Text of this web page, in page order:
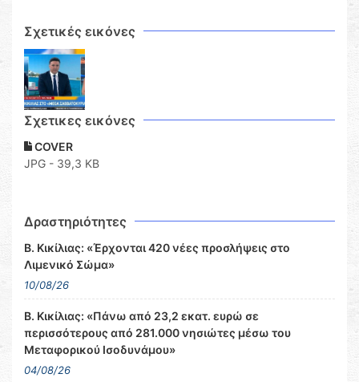
Σχετικές εικόνες
Σχετικες εικόνες
COVER
JPG - 39,3 KB
Δραστηριότητες
Β. Κικίλιας: «Έρχονται 420 νέες προσλήψεις στο
Λιμενικό Σώμα»
10/08/26
Β. Κικίλιας: «Πάνω από 23,2 εκατ. ευρώ σε
περισσότερους από 281.000 νησιώτες μέσω του
Μεταφορικού Ισοδυνάμου»
04/08/26